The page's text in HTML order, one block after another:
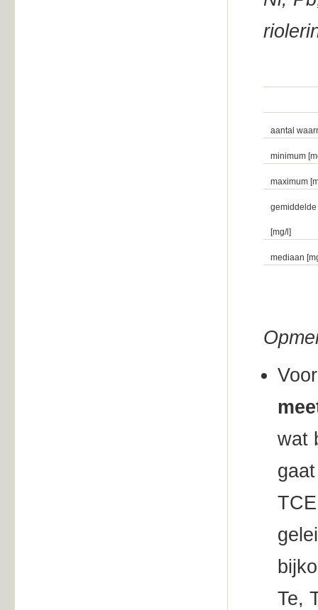
aantal
minimum
maximum
gemiddelde
[mg/l]
mediaan
wat
Te,